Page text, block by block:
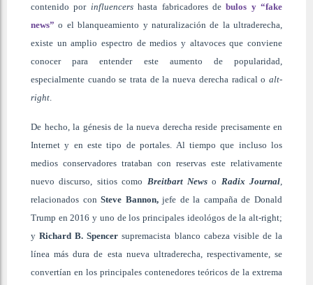
contenido por influencershasta fabricadores debulos y “fake
news” o el blanqueamiento y naturalización de la ultraderecha,
existe un amplio espectro de medios y altavoces que conviene
conocer para entender este aumento de popularidad,
especialmente cuando se trata de la nueva derecha radical o alt-
right
De hecho, la génesis de la nueva derecha reside precisamente en
Internet y en este tipo de portales. Al tiempo que incluso los
medios conservadores trataban con reservas este relativamente
nuevo discurso, sitios como Breitbart Newso Radix Journal
relacionados con Steve Bannon,jefe de la campaña de Donald
Trump en 2016 y uno de los principales ideológos de la alt-right;
yRichard B. Spencer supremacista blanco cabeza visible de la
línea más dura de esta nueva ultraderecha, respectivamente, se
convertían en los principales contenedores teóricos de la extrema